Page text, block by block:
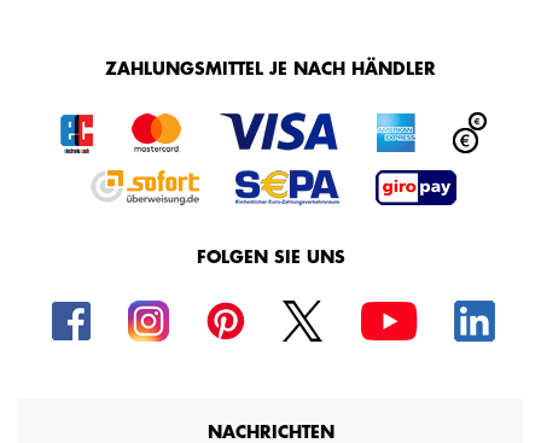
ZAHLUNGSMITTEL JE NACH HÄNDLER
FOLGEN SIE UNS
NACHRICHTEN